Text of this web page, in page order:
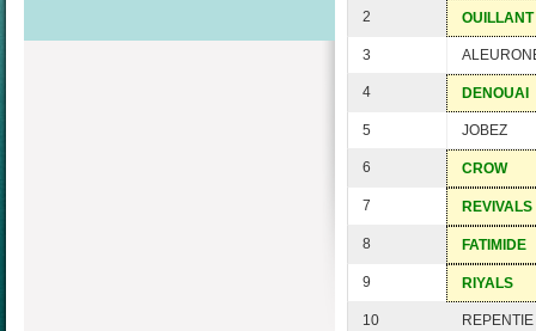
2 OUILLANT
3
4 DENOUAI
5 JOBEZ
6 CROW
7 REVIVALS
8 FATIMIDE
9 RIYALS
10 REPENTIE